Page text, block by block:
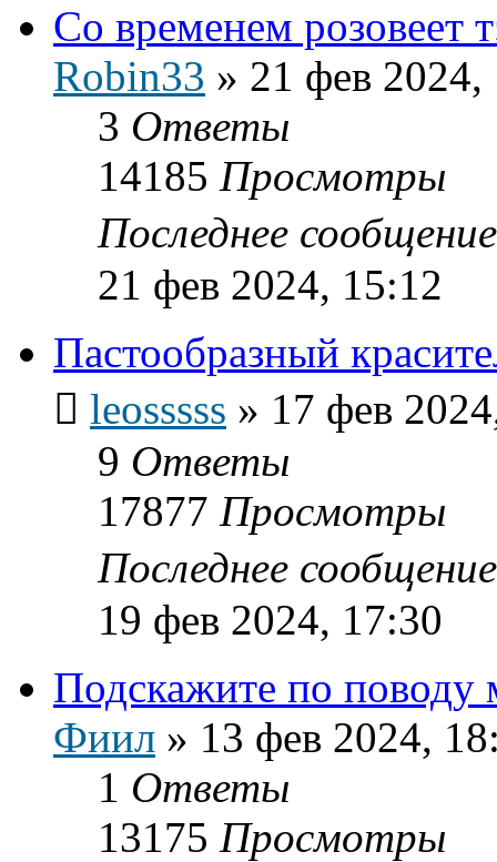
Со временем розовеет
Robin33 » 21 фев 2024,
3 Ответы
14185 Просмотры
Последнее
21 фев 2024, 15:12
Пастообразный
leosssss » 17 фев
9 Ответы
17877 Просмотры
Последнее
19 фев 2024, 17:30
Подскажите по
Фиил » 13 фев 2024,
1 Ответы
13175 Просмотры